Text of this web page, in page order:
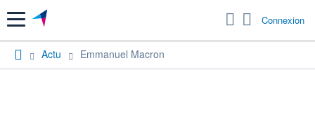
Menu Connexion
Actu Emmanuel Macron